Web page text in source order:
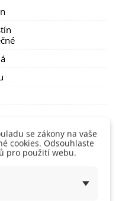
s lehkou humózní
F1
se zákony na vaše
cookies. Odsouhlaste
pro použití webu.